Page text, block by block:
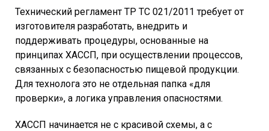
Технический регламент ТР ТС 021/2011 требует от
изготовителя разработать, внедрить и
поддерживать процедуры, основанные на
принципах ХАССП, при осуществлении процессов,
связанных с безопасностью пищевой продукции.
Для технолога это не отдельная папка «для
проверки», а логика управления опасностями.
ХАССП начинается не с красивой схемы, а с